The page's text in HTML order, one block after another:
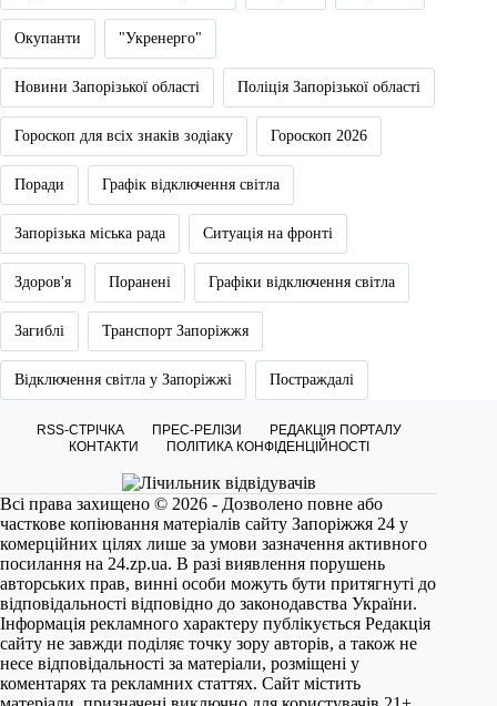
Окупанти "Укренерго"
Новини Запорізької області Поліція Запорізької області
Гороскоп для всіх знаків зодіаку Гороскоп 2026
Поради Графік відключення світла
Запорізька міська рада Ситуація на фронті
Здоров'я Поранені Графіки відключення світла
Загиблі Транспорт Запоріжжя
Відключення світла у Запоріжжі Постраждалі
RSS-СТРІЧКА ПРЕС-РЕЛІЗИ
РЕДАКЦІЯ ПОРТАЛУ
КОНТАКТИ
ПОЛІТИКА КОНФІДЕНЦІЙНОСТІ
Всі права захищено © 2026 - Дозволено повне або
часткове копіювання матеріалів сайту Запоріжжя 24 у
комерційних цілях лише за умови зазначення активного
посилання на 24.zp.ua. В разі виявлення порушень
авторських прав, винні особи можуть бути притягнуті до
відповідальності відповідно до законодавства України.
Інформація рекламного характеру публікується Редакція
сайту не завжди поділяє точку зору авторів, а також не
несе відповідальності за матеріали, розміщені у
коментарях та рекламних статтях. Сайт містить